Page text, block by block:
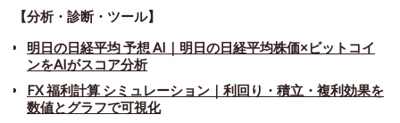
【分析・診断・ツール】
明日の日経平均 予想 AI｜明日の日経平均株価×ビットコイ
ンをAIがスコア分析
FX 福利計算 シミュレーション｜利回り・積立・複利効果を
数値とグラフで可視化